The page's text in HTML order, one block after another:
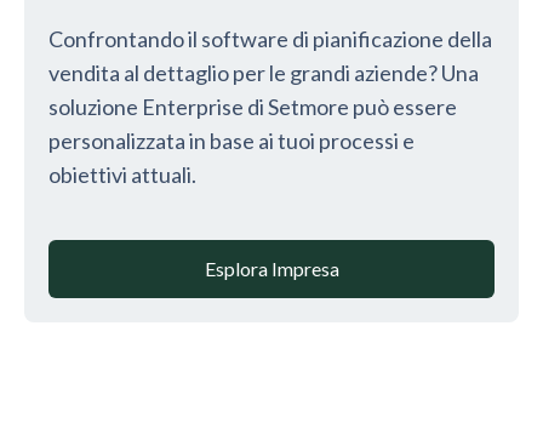
Confrontando il software di pianificazione della
vendita al dettaglio per le grandi aziende? Una
soluzione Enterprise di Setmore può essere
personalizzata in base ai tuoi processi e
obiettivi attuali.
Esplora Impresa